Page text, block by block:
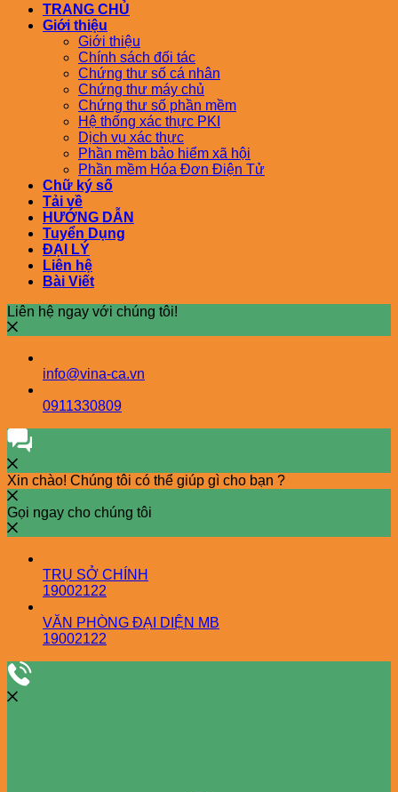
TRANG CHỦ
Giới thiệu
Giới thiệu
Chính sách đối tác
Chứng thư số cá nhân
Chứng thư máy chủ
Chứng thư số phần mềm
Hệ thống xác thực PKI
Dịch vụ xác thực
Phần mềm bảo hiểm xã hội
Phần mềm Hóa Đơn Điện Tử
Chữ ký số
Tải về
HƯỚNG DẪN
Tuyển Dụng
ĐẠI LÝ
Liên hệ
Bài Viết
Liên hệ ngay với chúng tôi!
info@vina-ca.vn
0911330809
Xin chào! Chúng tôi có thể giúp gì cho bạn ?
Gọi ngay cho chúng tôi
TRỤ SỞ CHÍNH
19002122
VĂN PHÒNG ĐẠI DIỆN MB
19002122